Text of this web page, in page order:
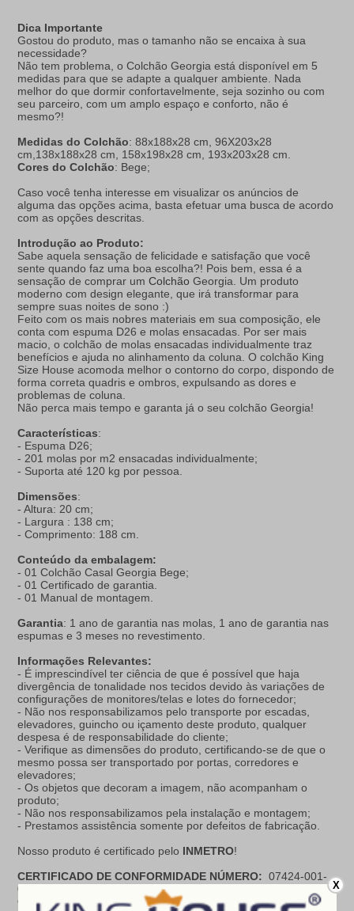
Dica Importante
Gostou do produto, mas o tamanho não se encaixa à sua
necessidade?
Não tem problema, o Colchão Georgia está disponível em 5
medidas para que se adapte a qualquer ambiente. Nada
melhor do que dormir confortavelmente, seja sozinho ou com
seu parceiro, com um amplo espaço e conforto, não é
mesmo?!
Medidas do Colchão: 88x188x28 cm, 96X203x28
cm,138x188x28 cm, 158x198x28 cm, 193x203x28 cm.
Cores do Colchão: Bege;
Caso você tenha interesse em visualizar os anúncios de
alguma das opções acima, basta efetuar uma busca de acordo
com as opções descritas.
Introdução ao Produto:
Sabe aquela sensação de felicidade e satisfação que você
sente quando faz uma boa escolha?! Pois bem, essa é a
sensação de comprar umColchão Georgia. Um produto
moderno com design elegante, que irá transformar para
sempre suas noites de sono :)
Feito com os mais nobres materiais em sua composição, ele
conta com espuma D26 e molas ensacadas. Por ser mais
macio, o colchão de molas ensacadas individualmente traz
benefícios e ajuda no alinhamento da coluna. O colchão King
Size House acomoda melhor o contorno do corpo, dispondo de
forma correta quadris e ombros, expulsando as dores e
problemas de coluna.
Não perca mais tempo e garanta já o seu colchão Georgia!
Características:
- Espuma D26;
- 201 molas por m2 ensacadas individualmente;
- Suporta até 120 kg por pessoa.
Dimensões:
- Altura: 20 cm;
- Largura : 138 cm;
- Comprimento: 188 cm.
Conteúdo da embalagem:
- 01 Colchão Casal Georgia Bege;
- 01 Certificado de garantia.
- 01 Manual de montagem.
Garantia: 1 ano de garantia nas molas, 1 ano de garantia nas
espumas e 3 meses no revestimento.
Informações Relevantes:
- É imprescindível ter ciência de que é possível que haja
divergência de tonalidade nos tecidos devido às variações de
configurações de monitores/telas e lotes do fornecedor;
- Não nos responsabilizamos pelo transporte por escadas,
elevadores, guincho ou içamento deste produto, qualquer
despesa é de responsabilidade do cliente;
- Verifique as dimensões do produto, certificando-se de que o
mesmo possa ser transportado por portas, corredores e
elevadores;
- Os objetos que decoram a imagem, não acompanham o
produto;
- Não nos responsabilizamos pela instalação e montagem;
- Prestamos assistência somente por defeitos de fabricação.
Nosso produto é certificado pelo INMETRO!
CERTIFICADO DE CONFORMIDADE NÚMERO: 07424-001-
02/2019
OCP : 003
X